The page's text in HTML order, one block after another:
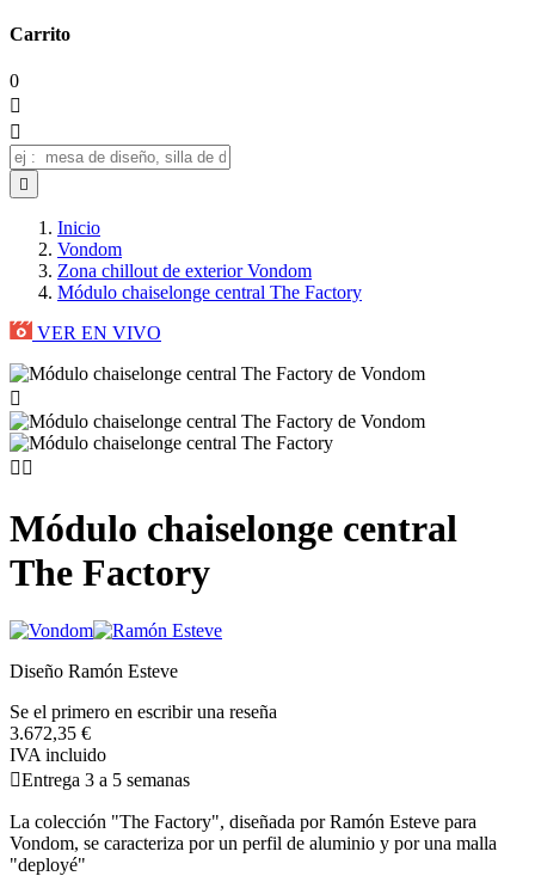
Carrito
0



Inicio
Vondom
Zona chillout de exterior Vondom
Módulo chaiselonge central The Factory
VER EN VIVO

 
Módulo chaiselonge central
The Factory
Diseño Ramón Esteve
Se el primero en escribir una reseña
3.672,35 €
IVA incluido
Entrega 3 a 5 semanas
La colección "The Factory", diseñada por Ramón Esteve para
Vondom, se caracteriza por un perfil de aluminio y por una malla
"deployé"